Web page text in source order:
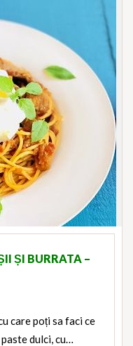
ȘI BURRATA –
care poți sa faci ce
dulci, cu…